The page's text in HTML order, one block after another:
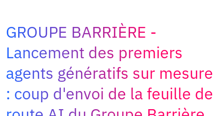
:
FR
GROUPE BARRIÈRE
Lancement des premiers
agents génératifs sur mesure
: coup d'envoi de la feuille de